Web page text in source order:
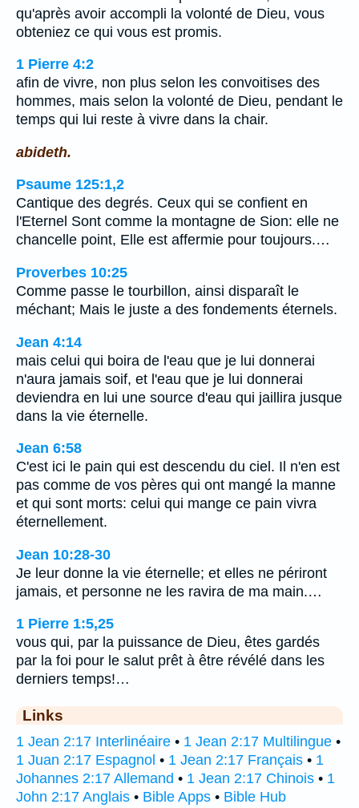
qu'après avoir accompli la volonté de Dieu, vous
obteniez ce qui vous est promis.
1 Pierre 4:2
afin de vivre, non plus selon les convoitises des
hommes, mais selon la volonté de Dieu, pendant le
temps qui lui reste à vivre dans la chair.
abideth.
Psaume 125:1,2
Cantique des degrés. Ceux qui se confient en
l'Eternel Sont comme la montagne de Sion: elle ne
chancelle point, Elle est affermie pour toujours.…
Proverbes 10:25
Comme passe le tourbillon, ainsi disparaît le
méchant; Mais le juste a des fondements éternels.
Jean 4:14
mais celui qui boira de l'eau que je lui donnerai
n'aura jamais soif, et l'eau que je lui donnerai
deviendra en lui une source d'eau qui jaillira jusque
dans la vie éternelle.
Jean 6:58
C'est ici le pain qui est descendu du ciel. Il n'en est
pas comme de vos pères qui ont mangé la manne
et qui sont morts: celui qui mange ce pain vivra
éternellement.
Jean 10:28-30
Je leur donne la vie éternelle; et elles ne périront
jamais, et personne ne les ravira de ma main.…
1 Pierre 1:5,25
vous qui, par la puissance de Dieu, êtes gardés
par la foi pour le salut prêt à être révélé dans les
derniers temps!…
Links
1 Jean 2:17 Interlinéaire • 1 Jean 2:17 Multilingue •
1 Juan 2:17 Espagnol • 1 Jean 2:17 Français • 1
Johannes 2:17 Allemand • 1 Jean 2:17 Chinois • 1
John 2:17 Anglais • Bible Apps • Bible Hub